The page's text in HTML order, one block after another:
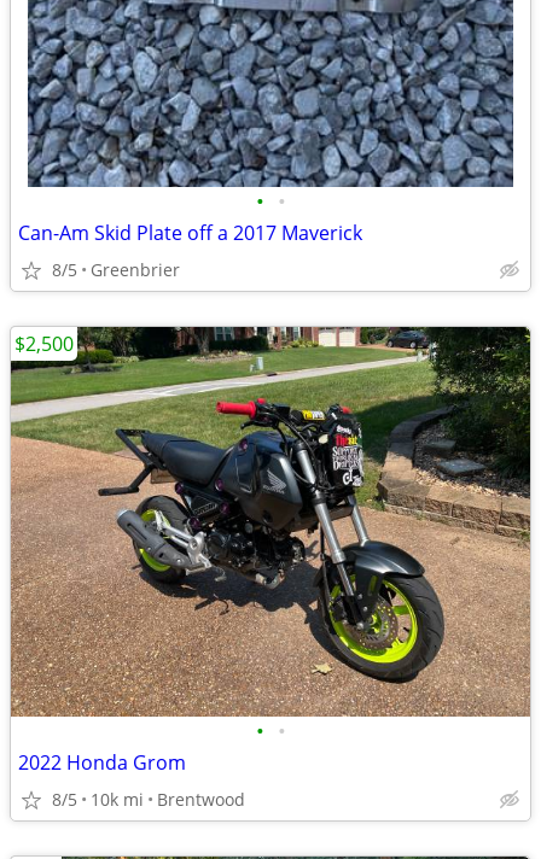
• •
Can-Am Skid Plate off a 2017 Maverick
8/5 Greenbrier
• •
2022 Honda Grom
8/5 10k mi Brentwood
$2,500